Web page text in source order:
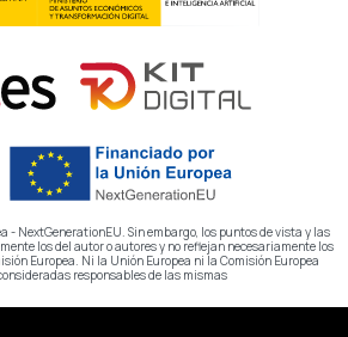
- NextGenerationEU. Sin embargo, los puntos de vista y las
los del autor o autores y no reflejan necesariamente los
Europea. Ni la Unión Europea ni la Comisión Europea
responsables de las mismas